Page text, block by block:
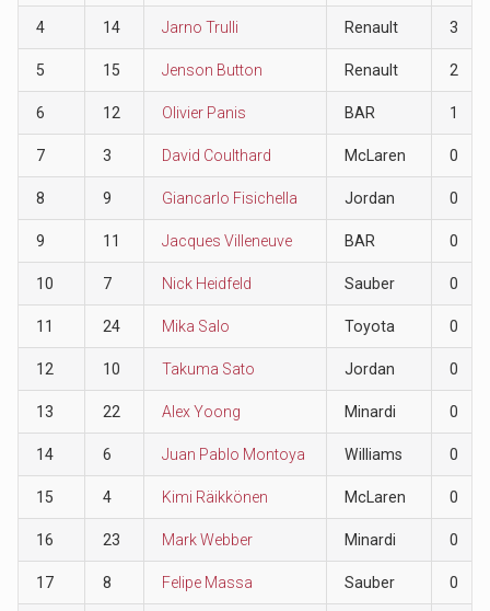
4 14 Jarno Trulli Renault 3
5 15 Jenson Button Renault 2
6 12 Olivier Panis BAR 1
7 3 David Coulthard McLaren 0
8 9 Giancarlo Fisichella Jordan 0
9 11 Jacques Villeneuve BAR 0
10 7 Nick Heidfeld Sauber 0
11 24 Mika Salo Toyota 0
12 10 Takuma Sato Jordan 0
13 22 Alex Yoong Minardi 0
14 6 Juan Pablo Montoya Williams 0
15 4 Kimi Räikkönen McLaren 0
16 23 Mark Webber Minardi 0
17 8 Felipe Massa Sauber 0